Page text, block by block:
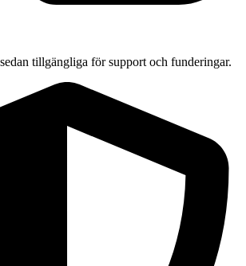
tillgängliga för support och funderingar.